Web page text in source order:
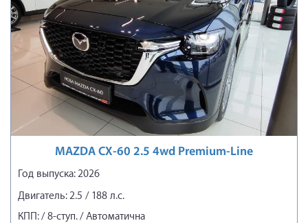
MAZDA CX-60 2.5 4wd Premium-Line
Год выпуска: 2026
Двигатель: 2.5 / 188 л.с.
КПП: / 8-ступ. / Автоматична